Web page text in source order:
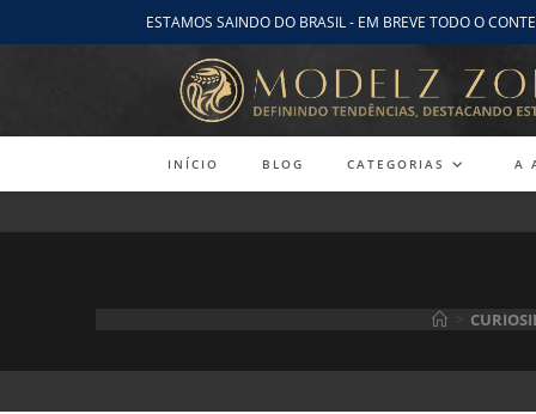
para
ESTAMOS SAINDO DO BRASIL - EM BREVE TODO O
INÍCIO BLOG CATEGORIAS A